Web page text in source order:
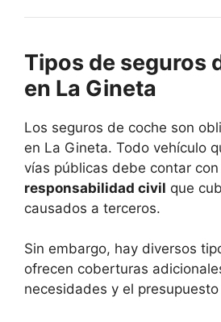
Tipos de seguros
en La Gineta
Los seguros de coche son
en La Gineta. Todo vehículo
vías públicas debe contar con
responsabilidad civil que
causados a terceros.
Sin embargo, hay diversos
ofrecen coberturas
necesidades y el